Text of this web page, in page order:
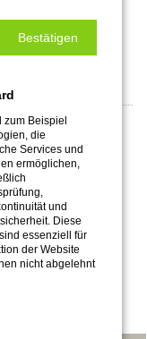
Bestätigen
zum Beispiel
die
Services und
ermöglichen,
und
Diese
essenziell für
der Website
nicht abgelehnt